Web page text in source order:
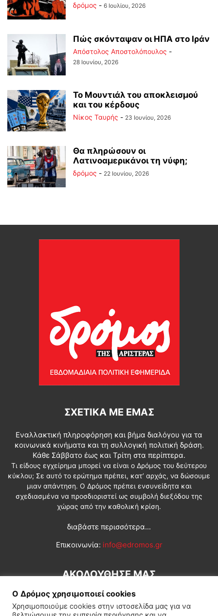
δρόμος - 6 Ιουλίου, 2026
Πώς σκόνταψαν οι ΗΠΑ στο Ιράν
Απόστολος Αποστολόπουλος -
28 Ιουνίου, 2026
Το Μουντιάλ του αποκλεισμού
και του κέρδους
Νίκος Ταυρής - 23 Ιουνίου, 2026
Θα πληρώσουν οι
Λατινοαμερικάνοι τη νύφη;
δρόμος - 22 Ιουνίου, 2026
ΣΧΕΤΙΚΆ ΜΕ ΕΜΆΣ
Εναλλακτική πληροφόρηση και βήμα διαλόγου για τα
κοινωνικά κινήματα και τη συλλογική πολιτική δράση.
Κάθε Σάββατο έως και Τρίτη στα περίπτερα.
Τι είδους εγχείρημα μπορεί να είναι ο Δρόμος του δεύτερου
κύκλου; Σε αυτό το ερώτημα πρέπει, κατ’ αρχάς, να δώσουμε
μιαν απάντηση. Ο Δρόμος πρέπει ενσυνείδητα και
σχεδιασμένα να προσδιοριστεί ως συμβολή διεξόδου της
χώρας από την καθολική κρίση.
διαβάστε περισσότερα...
Επικοινωνία: info@edromos.gr
ΑΚΟΛΟΥΘΗΣΕ ΜΑΣ
Ο Δρόμος χρησιμοποιεί cookies
Χρησιμοποιούμε cookies στην ιστοσελίδα μας για να